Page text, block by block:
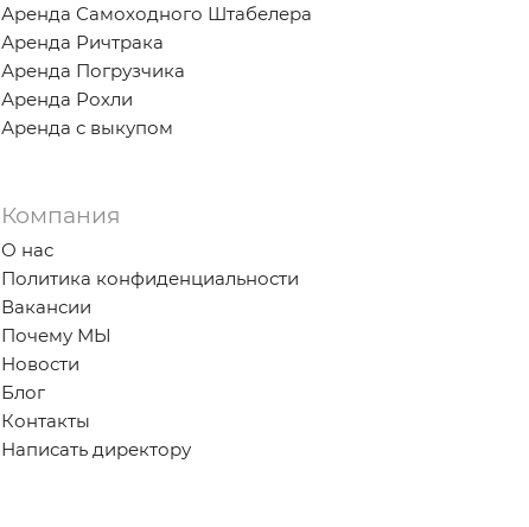
Аренда Самоходного Штабелера
Аренда Ричтрака
Аренда Погрузчика
Аренда Рохли
Аренда с выкупом
Компания
О нас
Политика конфиденциальности
Вакансии
Почему МЫ
Новости
Блог
Контакты
Написать директору